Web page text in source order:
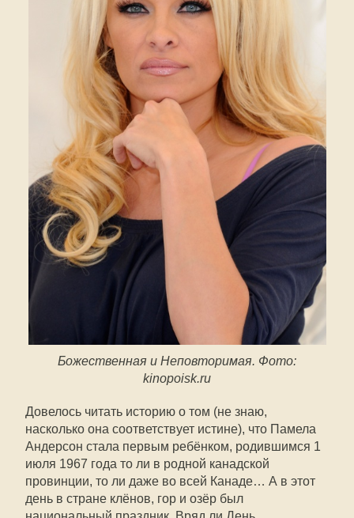
Божественная и Неповторимая. Фото:
kinopoisk.ru
Довелось читать историю о том (не знаю,
насколько она соответствует истине), что Памела
Андерсон стала первым ребёнком, родившимся 1
июля 1967 года то ли в родной канадской
провинции, то ли даже во всей Канаде… А в этот
день в стране клёнов, гор и озёр был